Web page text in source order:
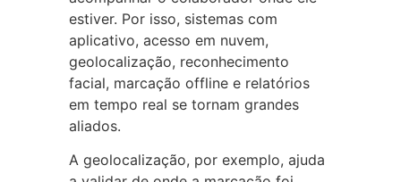
estiver. Por isso, sistemas com
aplicativo, acesso em nuvem,
geolocalização, reconhecimento
facial, marcação offline e relatórios
em tempo real se tornam grandes
aliados.
A geolocalização, por exemplo, ajuda